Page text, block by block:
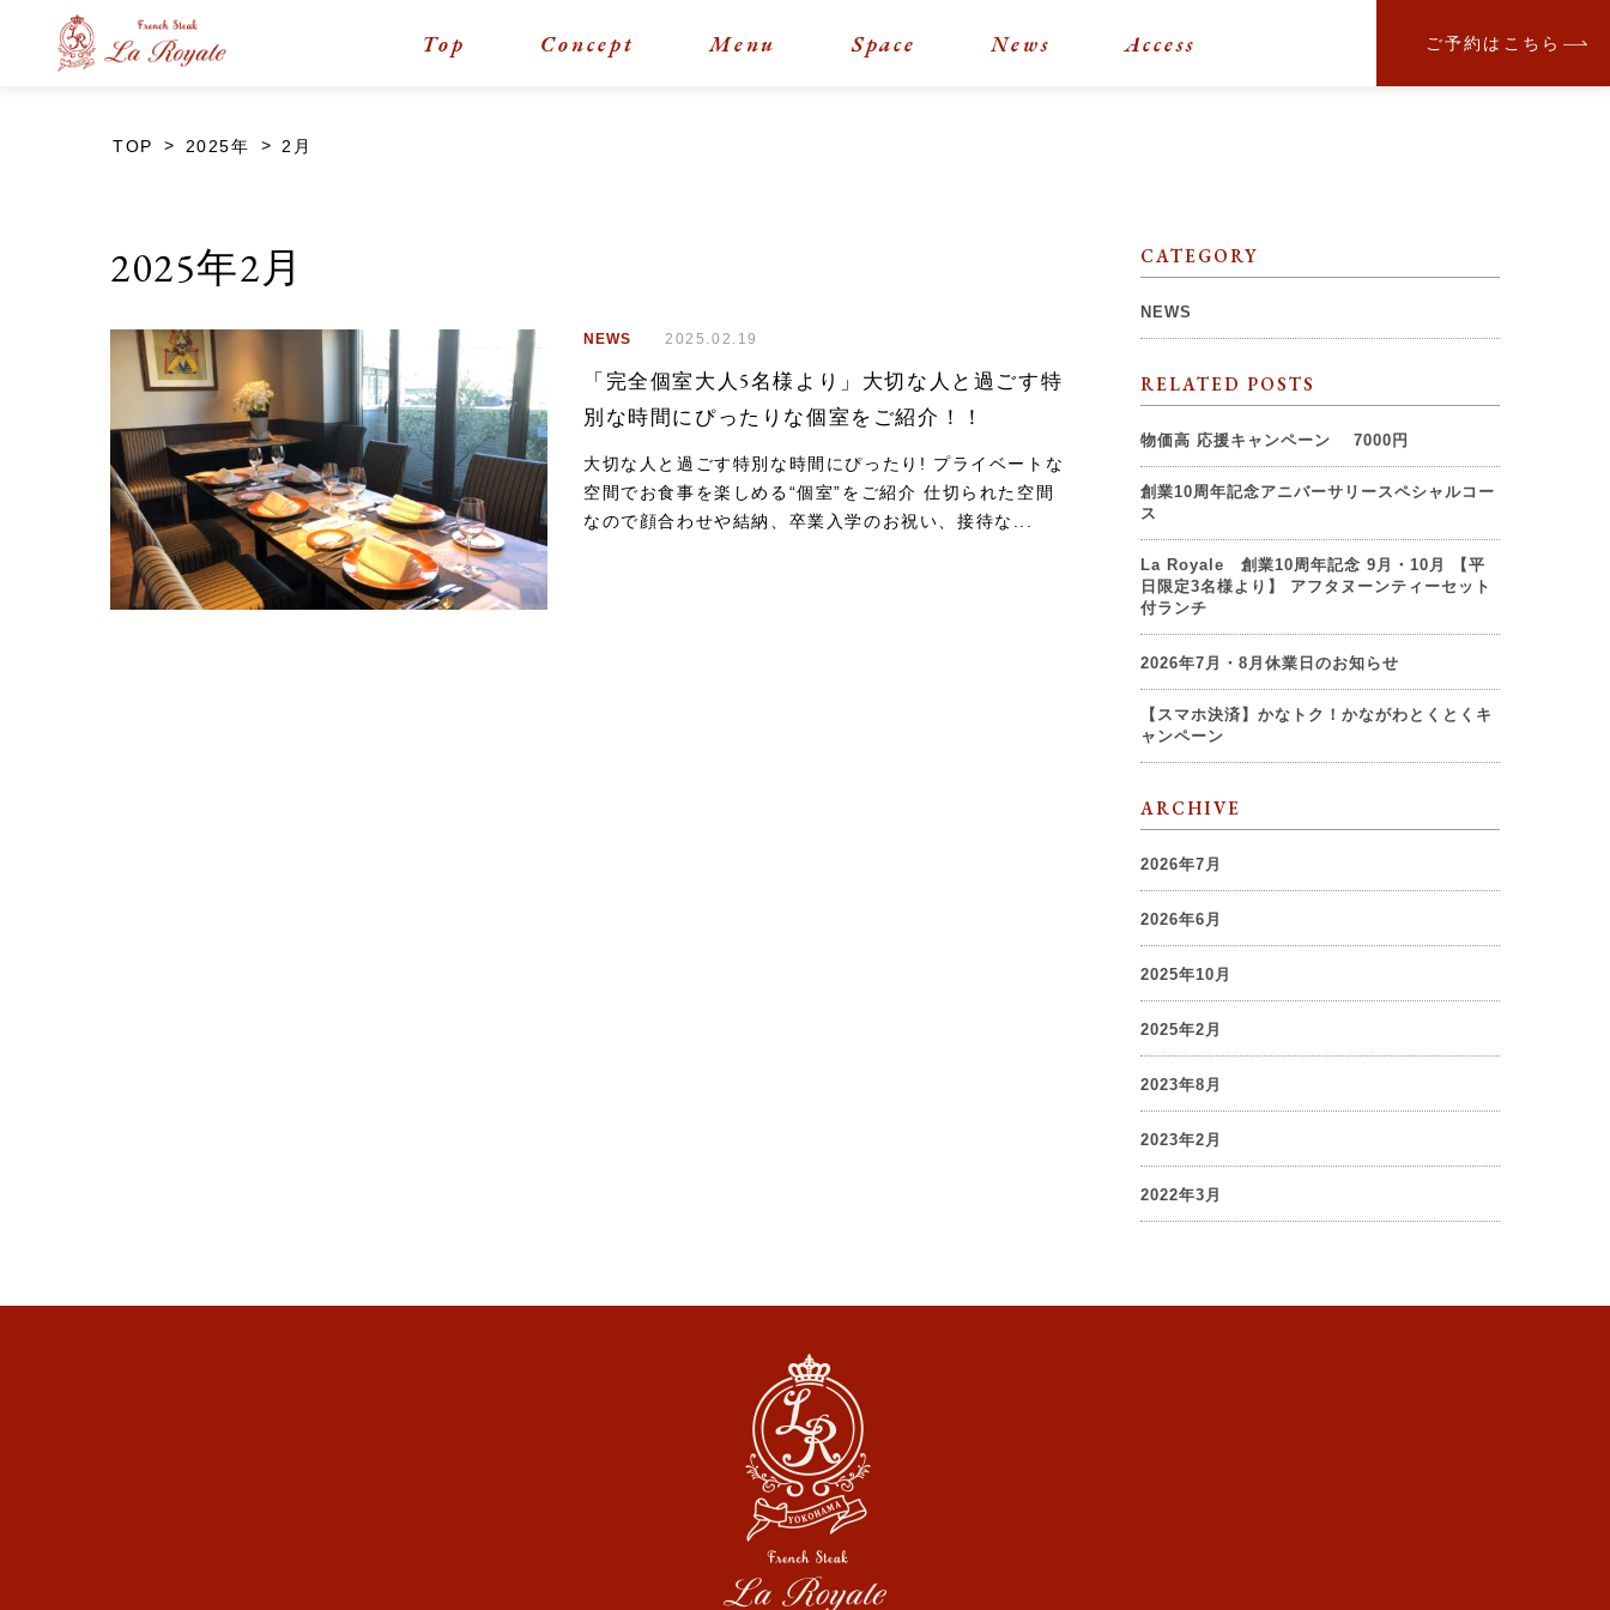
Top Concept Menu Space News Access ご予約はこちら
TOP > 2025年 > 2月
2025年2月
NEWS 2025.02.19
「完全個室大人5名様より」大切な人と過ごす特
別な時間にぴったりな個室をご紹介！！
大切な人と過ごす特別な時間にぴったり! プライベートな
空間でお食事を楽しめる“個室”をご紹介 仕切られた空間
なので顔合わせや結納、卒業入学のお祝い、接待な...
CATEGORY
NEWS
RELATED POSTS
物価高 応援キャンペーン 7000円
創業10周年記念アニバーサリースペシャルコー
ス
La Royale 創業10周年記念 9月・10月 【平
日限定3名様より】 アフタヌーンティーセット
付ランチ
2026年7月・8月休業日のお知らせ
【スマホ決済】かなトク！かながわとくとくキ
ャンペーン
ARCHIVE
2026年7月
2026年6月
2025年10月
2025年2月
2023年8月
2023年2月
2022年3月